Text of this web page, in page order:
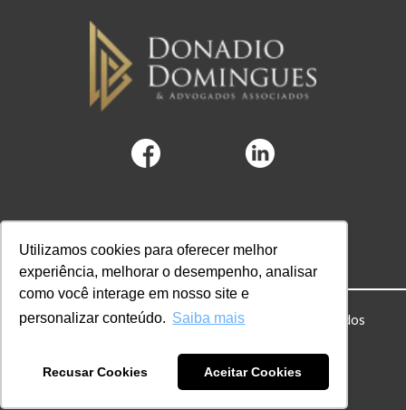
Utilizamos cookies para oferecer melhor
experiência, melhorar o desempenho, analisar
como você interage em nosso site e
personalizar conteúdo. Saiba mais
Recusar Cookies Aceitar Cookies
© 2022 DD Advogados. Todos os direitos reservados
Política de privacidade